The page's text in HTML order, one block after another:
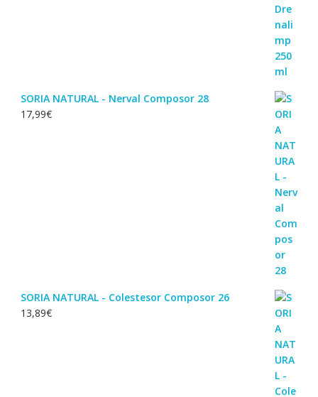
SORIA NATURAL - Nerval Composor 28
17,99€
SORIA NATURAL - Colestesor Composor 26
13,89€